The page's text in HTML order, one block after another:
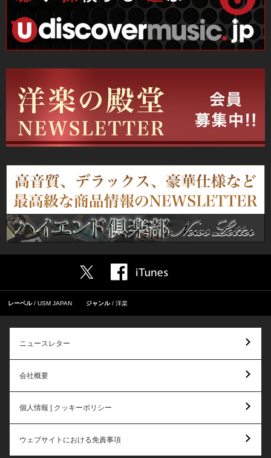
レーベル USM JAPAN ジャンル 洋楽
ニュースレター
会社概要
個人情報 | クッキーポリシー
ウェブサイトにおける免責事項